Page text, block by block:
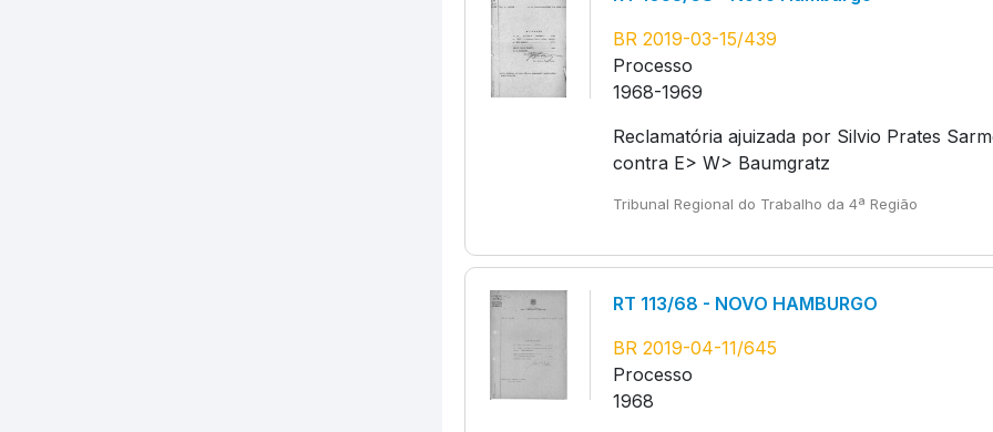
BR 2019-03-15/439
Processo
1968-1969
Reclamatória ajuizada por Silvio Prates
contra E> W> Baumgratz
Tribunal Regional do Trabalho da 4ª Região
RT 113/68 - NOVO HAMBURGO
BR 2019-04-11/645
Processo
1968